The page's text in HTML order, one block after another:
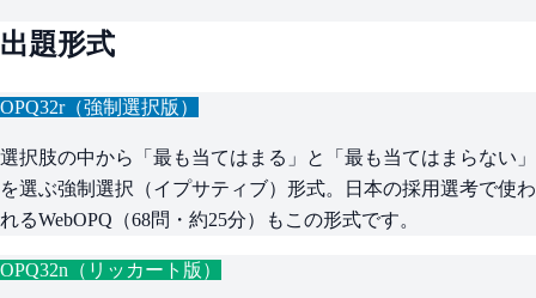
出題形式
OPQ32r（強制選択版）
選択肢の中から「最も当てはまる」と「最も当てはまらない」
を選ぶ強制選択（イプサティブ）形式。日本の採用選考で使わ
れるWebOPQ（68問・約25分）もこの形式です。
OPQ32n（リッカート版）